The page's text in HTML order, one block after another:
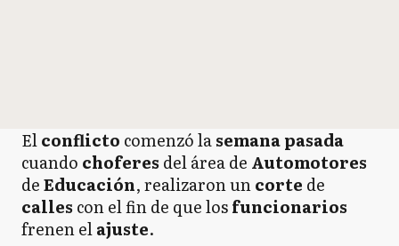
Elconflicto comenzó lasemana pasada
cuando choferes del área de Automotores
deEducación, realizaron uncorte de
calles con el fin de que losfuncionarios
frenen elajuste.